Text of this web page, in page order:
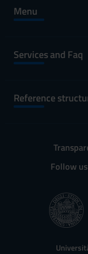
Menu
Services and Faq
Reference
Follow